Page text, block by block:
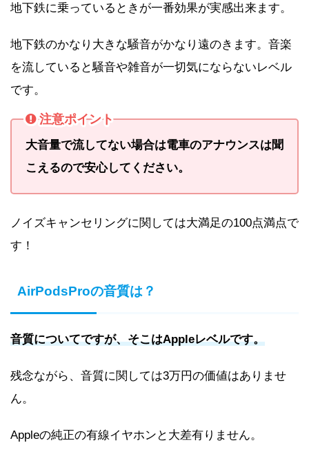
地下鉄に乗っているときが一番効果が実感出来ます。
地下鉄のかなり大きな騒音がかなり遠のきます。音楽
を流していると騒音や雑音が一切気にならないレベル
です。
注意ポイント
大音量で流してない場合は電車のアナウンスは聞
こえるので安心してください。
ノイズキャンセリングに関しては大満足の100点満点で
す！
AirPodsProの音質は？
音質についてですが、そこはAppleレベルです。
残念ながら、音質に関しては3万円の価値はありませ
ん。
Appleの純正の有線イヤホンと大差有りません。